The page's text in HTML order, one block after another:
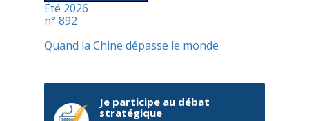
Été 2026
n° 892
Quand la Chine dépasse le monde
Je participe au débat
stratégique